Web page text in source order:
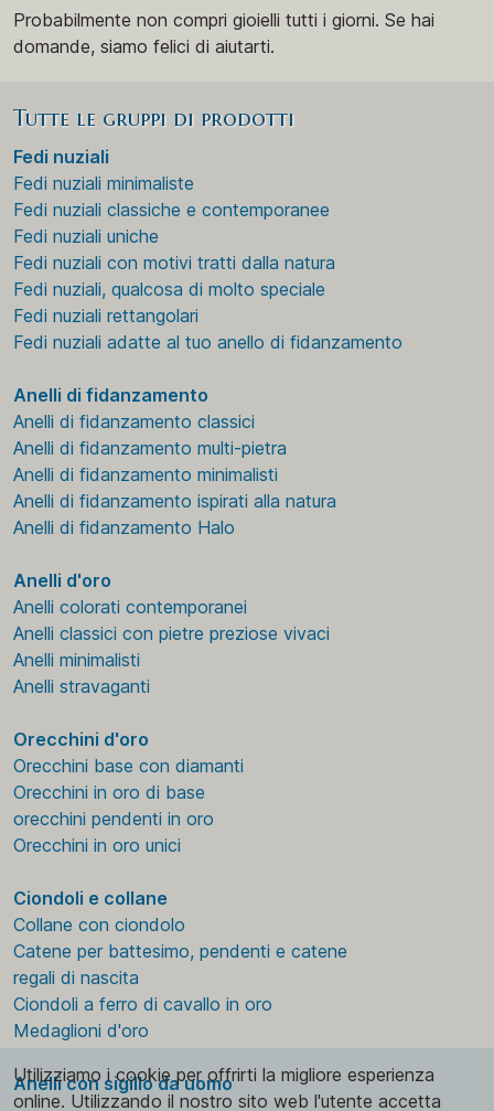
Probabilmente non compri gioielli tutti i giorni. Se hai
domande, siamo felici di aiutarti.
Tutte le gruppi di prodotti
Fedi nuziali
Fedi nuziali minimaliste
Fedi nuziali classiche e contemporanee
Fedi nuziali uniche
Fedi nuziali con motivi tratti dalla natura
Fedi nuziali, qualcosa di molto speciale
Fedi nuziali rettangolari
Fedi nuziali adatte al tuo anello di fidanzamento
Anelli di fidanzamento
Anelli di fidanzamento classici
Anelli di fidanzamento multi-pietra
Anelli di fidanzamento minimalisti
Anelli di fidanzamento ispirati alla natura
Anelli di fidanzamento Halo
Anelli d'oro
Anelli colorati contemporanei
Anelli classici con pietre preziose vivaci
Anelli minimalisti
Anelli stravaganti
Orecchini d'oro
Orecchini base con diamanti
Orecchini in oro di base
orecchini pendenti in oro
Orecchini in oro unici
Ciondoli e collane
Collane con ciondolo
Catene per battesimo, pendenti e catene
regali di nascita
Ciondoli a ferro di cavallo in oro
Medaglioni d'oro
Anelli con sigillo da uomo
Utilizziamo i cookie per offrirti la migliore esperienza
online. Utilizzando il nostro sito web l'utente accetta